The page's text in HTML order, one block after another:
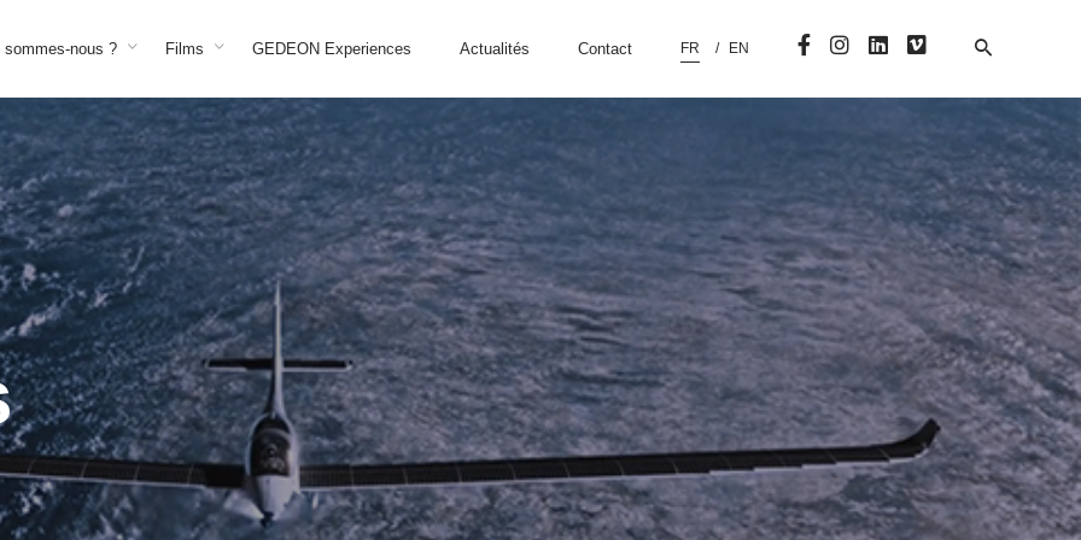
sommes-nous ? Films GEDEON Experiences Actualités Contact FR EN